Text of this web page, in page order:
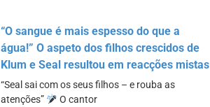
“O sangue é mais espesso do que a
água!” O aspeto dos filhos crescidos de
Klum e Seal resultou em reacções mistas
“Seal sai com os seus filhos – e rouba as
atenções”
O cantor